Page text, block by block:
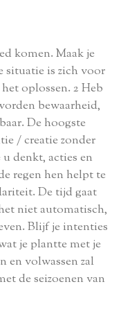
komen. Maak je
situatie is zich voor
oplossen. 2 Heb
bewaarheid,
De hoogste
/ creatie zonder
denkt, acties en
regen hen helpt te
De tijd gaat
niet automatisch,
Blijf je intenties
je plantte met je
en volwassen zal
de seizoenen van